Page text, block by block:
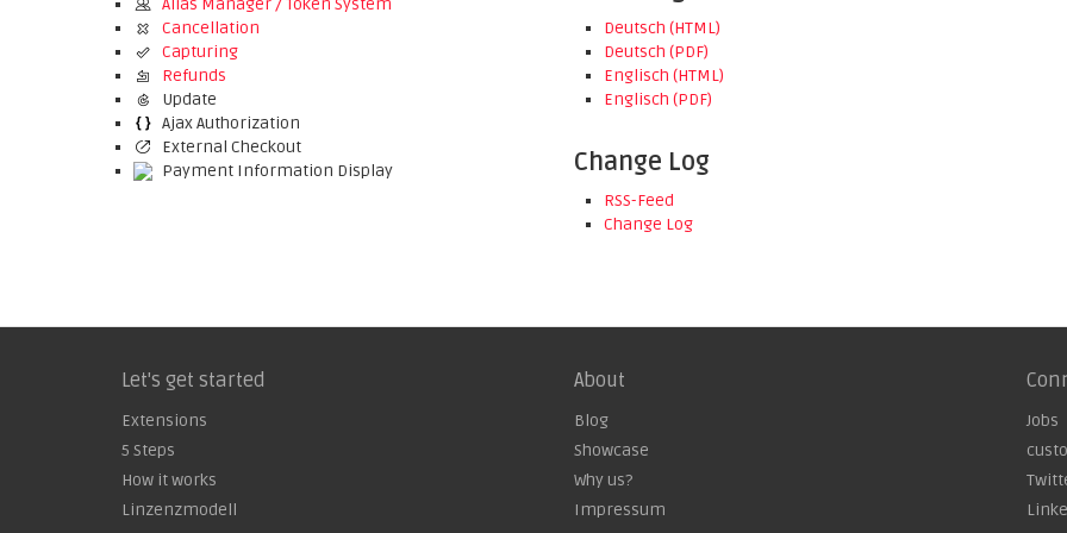
Alias Manager / Token System
Cancellation
Capturing
Refunds
Update
Ajax Authorization
External Checkout
Payment Information Display
Deutsch (HTML)
Deutsch (PDF)
Englisch (HTML)
Englisch (PDF)
Change Log
RSS-Feed
Change Log
Let's get started
Extensions
5 Steps
How it works
Linzenzmodell
About
Blog
Showcase
Why us?
Impressum
Jobs